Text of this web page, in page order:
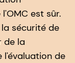
est sûr.
la sécurité de
de la
l'évaluation de